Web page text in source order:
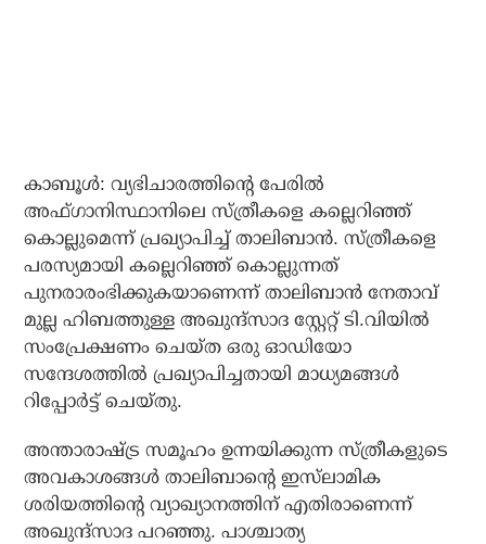
കാബൂള്‍: വ്യഭിചാരത്തിന്റെ പേരില്‍
അഫ്ഗാനിസ്ഥാനിലെ സ്ത്രീകളെ കല്ലെറിഞ്ഞ്
കൊല്ലുമെന്ന് പ്രഖ്യാപിച്ച് താലിബാന്‍. സ്ത്രീകളെ
പരസ്യമായി കല്ലെറിഞ്ഞ് കൊല്ലുന്നത്
പുനരാരംഭിക്കുകയാണെന്ന് താലിബാന്‍ നേതാവ്
മുല്ല ഹിബത്തുള്ള അഖുന്ദ്സാദ സ്റ്റേറ്റ് ടി.വിയില്‍
സംപ്രേക്ഷണം ചെയ്ത ഒരു ഓഡിയോ
സന്ദേശത്തില്‍ പ്രഖ്യാപിച്ചതായി മാധ്യമങ്ങള്‍
റിപ്പോര്‍ട്ട് ചെയ്തു.
അന്താരാഷ്ട്ര സമൂഹം ഉന്നയിക്കുന്ന സ്ത്രീകളുടെ
അവകാശങ്ങള്‍ താലിബാന്റെ ഇസ്‌ലാമിക
ശരിയത്തിന്റെ വ്യാഖ്യാനത്തിന് എതിരാണെന്ന്
അഖുന്ദ്‌സാദ പറഞ്ഞു. പാശ്ചാത്യ